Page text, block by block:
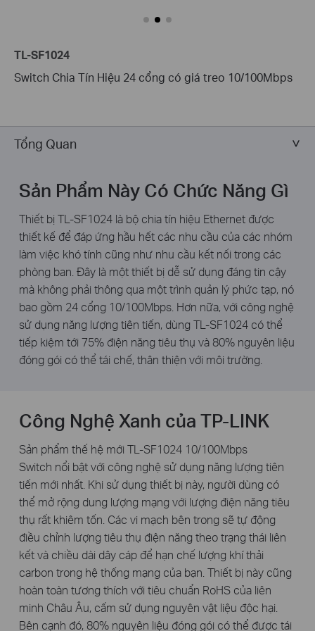
TL-SF1024
Switch Chia Tín Hiệu 24 cổng có giá treo 10/100Mbps
Tổng Quan
Sản Phẩm Này Có Chức Năng Gì
Thiết bị TL-SF1024 là bộ chia tín hiệu Ethernet được
thiết kế để đáp ứng hầu hết các nhu cầu của các nhóm
làm việc khó tính cũng như nhu cầu kết nối trong các
phòng ban. Đây là một thiết bị dễ sử dụng đáng tin cậy
mà không phải thông qua một trình quản lý phức tạp, nó
bao gồm 24 cổng 10/100Mbps. Hơn nữa, với công nghệ
sử dụng năng lượng tiên tiến, dùng TL-SF1024 có thể
tiếp kiệm tới 75% điện năng tiêu thụ và 80% nguyên liệu
đóng gói có thể tái chế, thân thiện với môi trường.
Công Nghệ Xanh của TP-LINK
Sản phẩm thế hệ mới TL-SF1024 10/100Mbps
Switch nổi bật với công nghệ sử dụng năng lượng tiên
tiến mới nhất. Khi sử dụng thiết bị này, người dùng có
thể mở rộng dung lượng mạng với lượng điện năng tiêu
thụ rất khiêm tốn. Các vi mạch bên trong sẽ tự động
điều chỉnh lượng tiêu thụ điện năng theo trạng thái liên
kết và chiều dài dây cáp để hạn chế lượng khí thải
carbon trong hệ thống mạng của bạn. Thiết bị này cũng
hoàn toàn tương thích với tiêu chuẩn RoHS của liên
minh Châu Âu, cấm sử dụng nguyên vật liệu độc hại.
Bên cạnh đó, 80% nguyên liệu đóng gói có thể được tái